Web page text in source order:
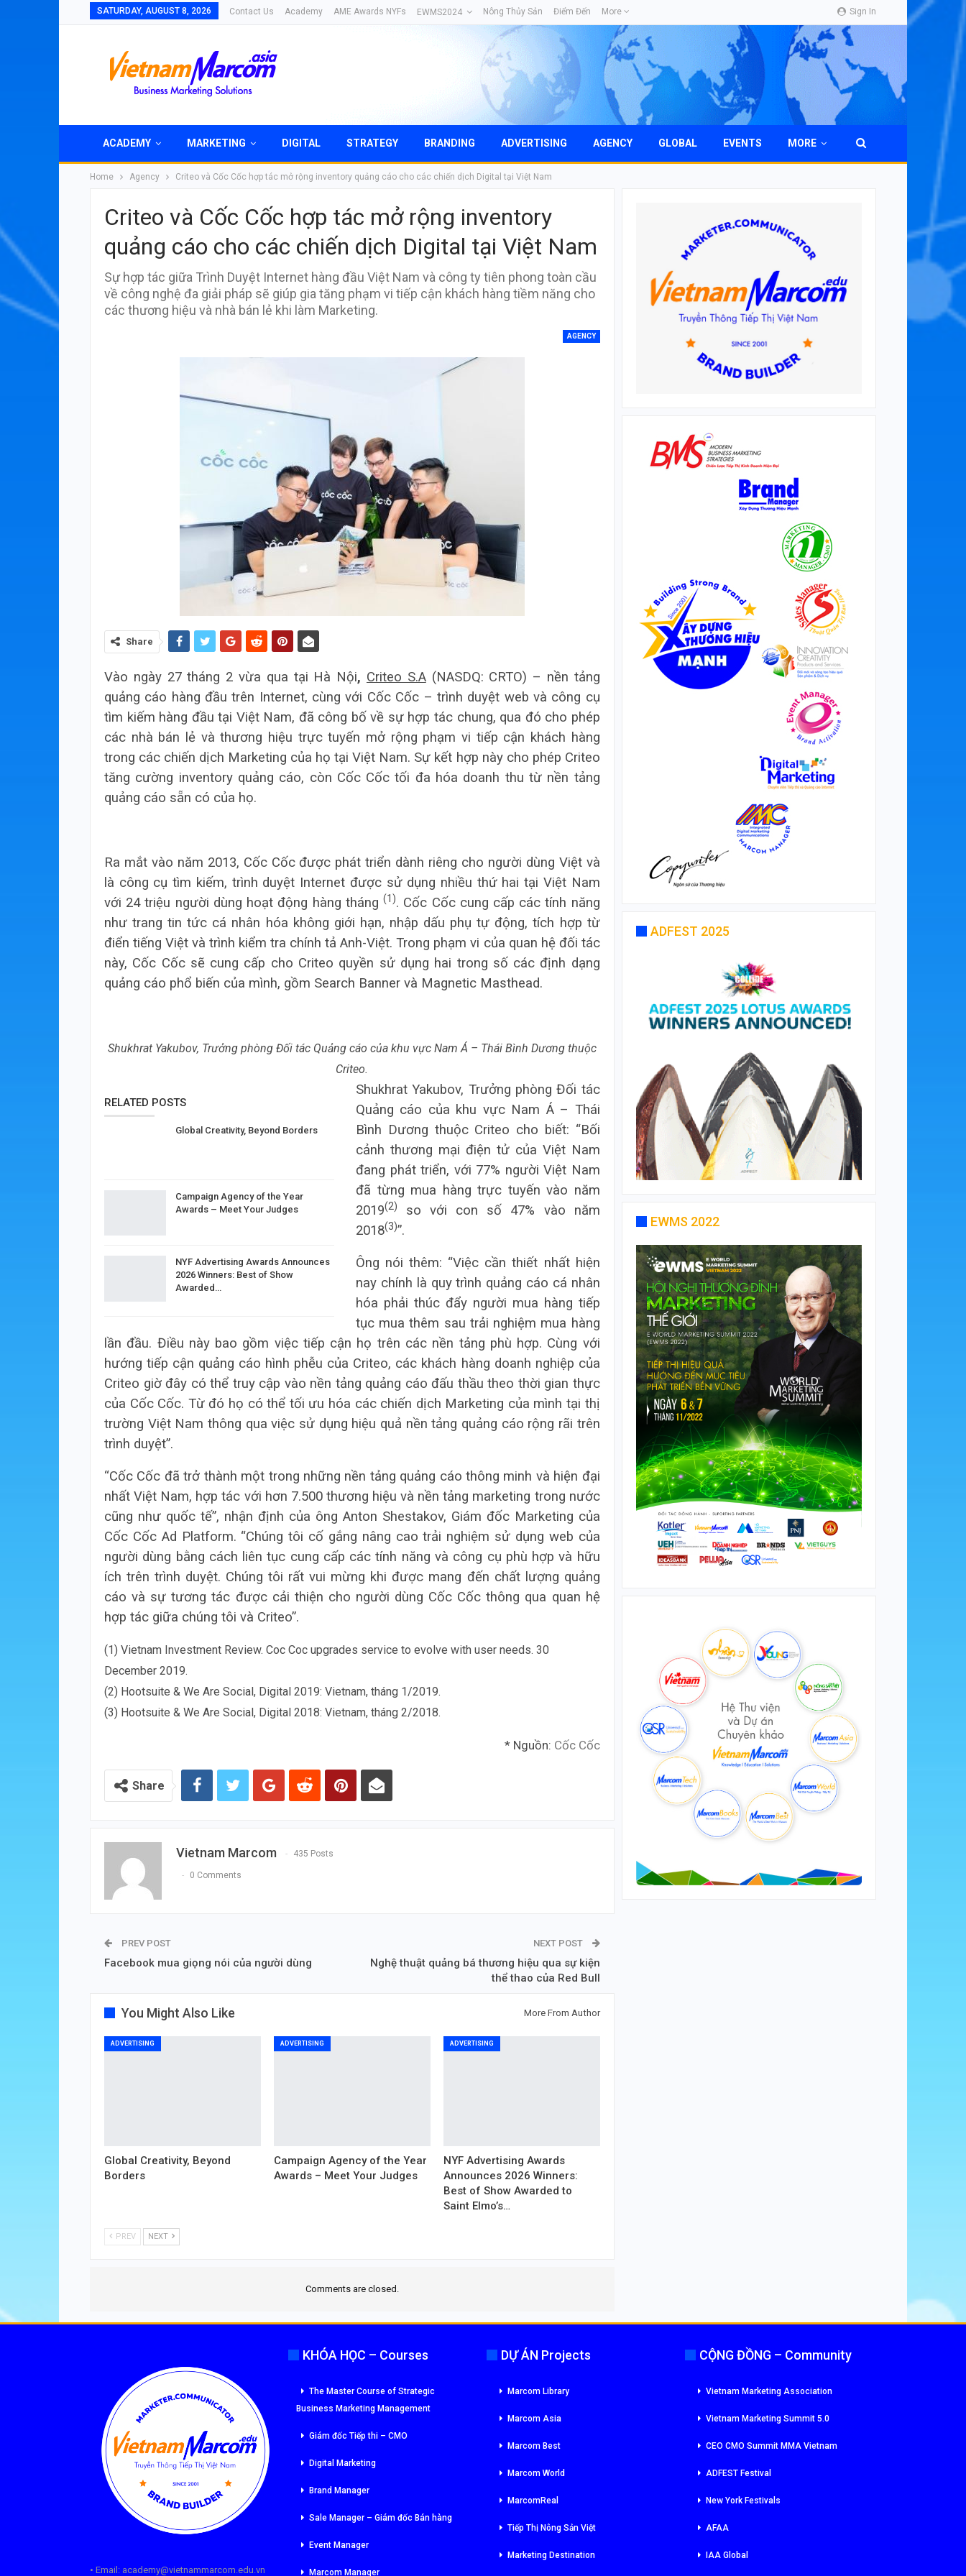
Sign In
SATURDAY, AUGUST 8, 2026 Contact Us Academy AME Awards NYFs EWMS2024 Nông Thủy Sản Điểm Đến More
ACADEMY MARKETING DIGITAL STRATEGY BRANDING ADVERTISING AGENCY GLOBAL EVENTS MORE
Home Agency Criteo và Cốc Cốc hợp tác mở rộng inventory quảng cáo cho các chiến dịch Digital tại Việt Nam
Criteo và Cốc Cốc hợp tác mở rộng inventory
quảng cáo cho các chiến dịch Digital tại Việt Nam
Sự hợp tác giữa Trình Duyệt Internet hàng đầu Việt Nam và công ty tiên phong toàn cầu
về công nghệ đa giải pháp sẽ giúp gia tăng phạm vi tiếp cận khách hàng tiềm năng cho
các thương hiệu và nhà bán lẻ khi làm Marketing.
AGENCY
Share
Vào ngày 27 tháng 2 vừa qua tại Hà Nội, Criteo S.A(NASDQ: CRTO) – nền tảng
quảng cáo hàng đầu trên Internet, cùng với Cốc Cốc – trình duyệt web và công cụ
tìm kiếm hàng đầu tại Việt Nam, đã công bố về sự hợp tác chung, qua đó cho phép
các nhà bán lẻ và thương hiệu trực tuyến mở rộng phạm vi tiếp cận khách hàng
trong các chiến dịch Marketing của họ tại Việt Nam. Sự kết hợp này cho phép Criteo
tăng cường inventory quảng cáo, còn Cốc Cốc tối đa hóa doanh thu từ nền tảng
quảng cáo sẵn có của họ.
Ra mắt vào năm 2013, Cốc Cốc được phát triển dành riêng cho người dùng Việt và
là công cụ tìm kiếm, trình duyệt Internet được sử dụng nhiều thứ hai tại Việt Nam
với 24 triệu người dùng hoạt động hàng tháng(1). Cốc Cốc cung cấp các tính năng
như trang tin tức cá nhân hóa không giới hạn, nhập dấu phụ tự động, tích hợp từ
điển tiếng Việt và trình kiểm tra chính tả Anh-Việt. Trong phạm vi của quan hệ đối tác
này, Cốc Cốc sẽ cung cấp cho Criteo quyền sử dụng hai trong số các định dạng
quảng cáo phổ biến của mình, gồm Search Banner và Magnetic Masthead.
Shukhrat Yakubov, Trưởng phòng Đối tác Quảng cáo của khu vực Nam Á – Thái Bình Dương thuộc
Criteo.
RELATED POSTS
Global Creativity, Beyond Borders
Campaign Agency of the Year
Awards – Meet Your Judges
NYF Advertising Awards Announces
2026 Winners: Best of Show
Awarded…
Shukhrat Yakubov, Trưởng phòng Đối tác
Quảng cáo của khu vực Nam Á – Thái
Bình Dương thuộc Criteo cho biết: “Bối
cảnh thương mại điện tử của Việt Nam
đang phát triển, với 77% người Việt Nam
đã từng mua hàng trực tuyến vào năm
2019(2)
so với con số 47% vào năm
2018(3)”.
Ông nói thêm: “Việc cần thiết nhất hiện
nay chính là quy trình quảng cáo cá nhân
hóa phải thúc đẩy người mua hàng tiếp
tục mua thêm sau trải nghiệm mua hàng
lần đầu. Điều này bao gồm việc tiếp cận họ trên các nền tảng phù hợp. Cùng với
hướng tiếp cận quảng cáo hình phễu của Criteo, các khách hàng doanh nghiệp của
Criteo giờ đây có thể truy cập vào nền tảng quảng cáo đấu thầu theo thời gian thực
của Cốc Cốc. Từ đó họ có thể tối ưu hóa các chiến dịch Marketing của mình tại thị
trường Việt Nam thông qua việc sử dụng hiệu quả nền tảng quảng cáo rộng rãi trên
trình duyệt”.
“Cốc Cốc đã trở thành một trong những nền tảng quảng cáo thông minh và hiện đại
nhất Việt Nam, hợp tác với hơn 7.500 thương hiệu và nền tảng marketing trong nước
cũng như quốc tế”, nhận định của ông Anton Shestakov, Giám đốc Marketing của
Cốc Cốc Ad Platform. “Chúng tôi cố gắng nâng cao trải nghiệm sử dụng web của
người dùng bằng cách liên tục cung cấp các tính năng và công cụ phù hợp và hữu
ích trên trình duyệt. Chúng tôi rất vui mừng khi được mang đến chất lượng quảng
cáo và sự tương tác được cải thiện cho người dùng Cốc Cốc thông qua quan hệ
hợp tác giữa chúng tôi và Criteo”.
(1) Vietnam Investment Review. Coc Coc upgrades service to evolve with user needs. 30
December 2019.
(2) Hootsuite & We Are Social, Digital 2019: Vietnam, tháng 1/2019.
(3) Hootsuite & We Are Social, Digital 2018: Vietnam, tháng 2/2018.
* Nguồn: Cốc Cốc
Share
Vietnam Marcom 435 Posts
0 Comments
PREV POST
Facebook mua giọng nói của người dùng
NEXT POST
Nghệ thuật quảng bá thương hiệu qua sự kiện
thể thao của Red Bull
You Might Also Like More From Author
ADVERTISING
Global Creativity, Beyond
Borders
ADVERTISING
Campaign Agency of the Year
Awards – Meet Your Judges
ADVERTISING
NYF Advertising Awards
Announces 2026 Winners:
Best of Show Awarded to
Saint Elmo’s…
PREV NEXT
Comments are closed.
ADFEST 2025
EWMS 2022
• Email: academy@vietnammarcom.edu.vn
KHÓA HỌC – Courses
The Master Course of Strategic
Business Marketing Management
Giám đốc Tiếp thi – CMO
Digital Marketing
Brand Manager
Sale Manager – Giám đốc Bán hàng
Event Manager
Marcom Manager
DỰ ÁN Projects
Marcom Library
Marcom Asia
Marcom Best
Marcom World
MarcomReal
Tiếp Thị Nông Sản Việt
Marketing Destination
CỘNG ĐỒNG – Community
Vietnam Marketing Association
Vietnam Marketing Summit 5.0
CEO CMO Summit MMA Vietnam
ADFEST Festival
New York Festivals
AFAA
IAA Global